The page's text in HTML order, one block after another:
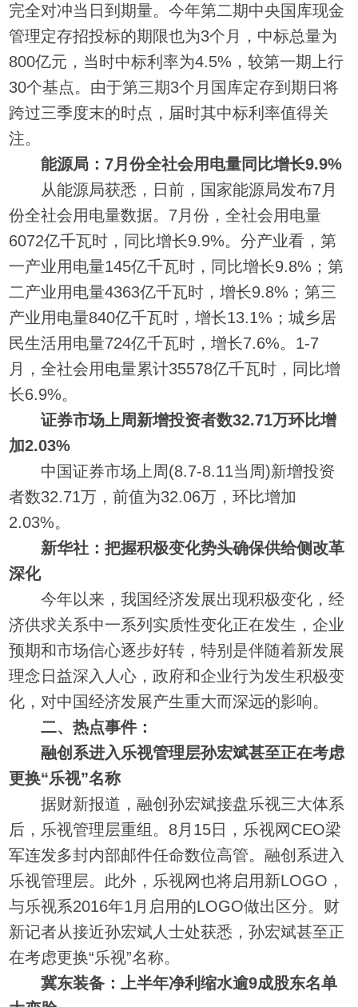
完全对冲当日到期量。今年第二期中央国库现金
管理定存招投标的期限也为3个月，中标总量为
800亿元，当时中标利率为4.5%，较第一期上行
30个基点。由于第三期3个月国库定存到期日将
跨过三季度末的时点，届时其中标利率值得关
注。
能源局：7月份全社会用电量同比增长9.9%
从能源局获悉，日前，国家能源局发布7月
份全社会用电量数据。7月份，全社会用电量
6072亿千瓦时，同比增长9.9%。分产业看，第
一产业用电量145亿千瓦时，同比增长9.8%；第
二产业用电量4363亿千瓦时，增长9.8%；第三
产业用电量840亿千瓦时，增长13.1%；城乡居
民生活用电量724亿千瓦时，增长7.6%。1-7
月，全社会用电量累计35578亿千瓦时，同比增
长6.9%。
证券市场上周新增投资者数32.71万环比增
加2.03%
中国证券市场上周(8.7-8.11当周)新增投资
者数32.71万，前值为32.06万，环比增加
2.03%。
新华社：把握积极变化势头确保供给侧改革
深化
今年以来，我国经济发展出现积极变化，经
济供求关系中一系列实质性变化正在发生，企业
预期和市场信心逐步好转，特别是伴随着新发展
理念日益深入人心，政府和企业行为发生积极变
化，对中国经济发展产生重大而深远的影响。
二、热点事件：
融创系进入乐视管理层孙宏斌甚至正在考虑
更换“乐视”名称
据财新报道，融创孙宏斌接盘乐视三大体系
后，乐视管理层重组。8月15日，乐视网CEO梁
军连发多封内部邮件任命数位高管。融创系进入
乐视管理层。此外，乐视网也将启用新LOGO，
与乐视系2016年1月启用的LOGO做出区分。财
新记者从接近孙宏斌人士处获悉，孙宏斌甚至正
在考虑更换“乐视”名称。
冀东装备：上半年净利缩水逾9成股东名单